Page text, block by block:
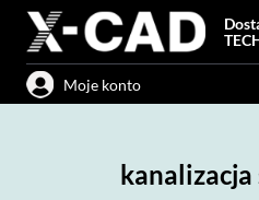
Przejdź
treści
Moje konto